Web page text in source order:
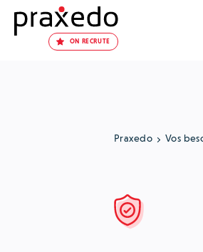
ON RECRUTE
Praxedo Vos